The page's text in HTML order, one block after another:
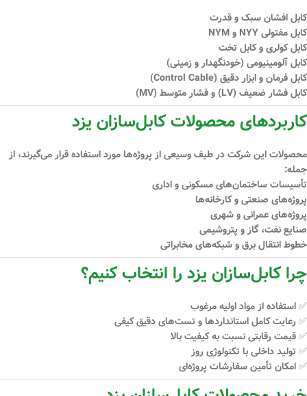
کابل افشان سبک و قدرت
کابل مفتولی NYY و NYM
کابل کولری و کابل تخت
کابل آلومینیومی (خودنگهدار و زمینی)
کابل فرمان و ابزار دقیق (Control Cable)
کابل فشار ضعیف (LV) و فشار متوسط (MV)
کاربردهای محصولات کابل‌سازان یزد
محصولات این شرکت در طیف وسیعی از پروژه‌ها مورد استفاده قرار می‌گیرند، از
جمله:
تأسیسات ساختمان‌های مسکونی و اداری
پروژه‌های صنعتی و کارخانه‌ها
پروژه‌های عمرانی و شهری
صنایع نفت، گاز و پتروشیمی
خطوط انتقال برق و شبکه‌های مخابراتی
چرا کابل‌سازان یزد را انتخاب کنیم؟
✅ استفاده از مواد اولیه مرغوب
✅ رعایت کامل استانداردها و تست‌های دقیق کیفی
✅ قیمت رقابتی نسبت به کیفیت بالا
✅ تولید داخلی با تکنولوژی روز
✅ امکان تأمین سفارشات پروژه‌ای